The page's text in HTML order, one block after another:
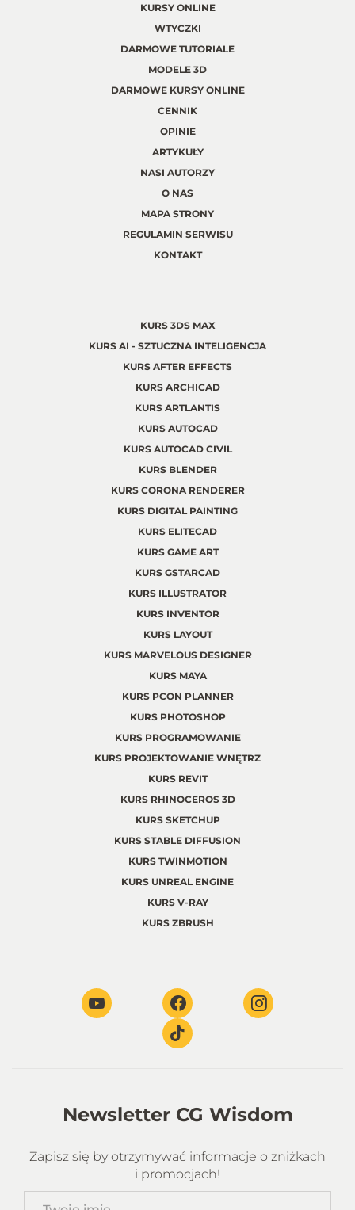
KURSY ONLINE
WTYCZKI
DARMOWE TUTORIALE
MODELE 3D
DARMOWE KURSY ONLINE
CENNIK
OPINIE
ARTYKUŁY
NASI AUTORZY
O NAS
MAPA STRONY
REGULAMIN SERWISU
KONTAKT
KURS 3DS MAX
KURS AI - SZTUCZNA INTELIGENCJA
KURS AFTER EFFECTS
KURS ARCHICAD
KURS ARTLANTIS
KURS AUTOCAD
KURS AUTOCAD CIVIL
KURS BLENDER
KURS CORONA RENDERER
KURS DIGITAL PAINTING
KURS ELITECAD
KURS GAME ART
KURS GSTARCAD
KURS ILLUSTRATOR
KURS INVENTOR
KURS LAYOUT
KURS MARVELOUS DESIGNER
KURS MAYA
KURS PCON PLANNER
KURS PHOTOSHOP
KURS PROGRAMOWANIE
KURS PROJEKTOWANIE WNĘTRZ
KURS REVIT
KURS RHINOCEROS 3D
KURS SKETCHUP
KURS STABLE DIFFUSION
KURS TWINMOTION
KURS UNREAL ENGINE
KURS V-RAY
KURS ZBRUSH
Newsletter CG Wisdom
Zapisz się by otrzymywać informacje o zniżkach
i promocjach!
Twoje